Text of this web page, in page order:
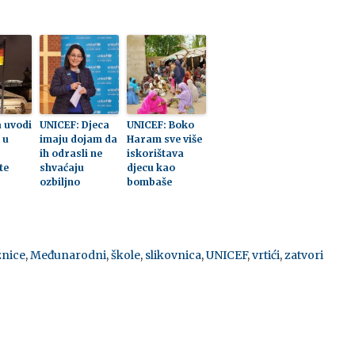
uvodi
u
UNICEF: Djeca
imaju dojam da
ih odrasli ne
shvaćaju
ozbiljno
UNICEF: Boko
Haram sve više
iskorištava
djecu kao
bombaše
,Međunarodni,škole, slikovnica,UNICEF,vrtići,zatvori